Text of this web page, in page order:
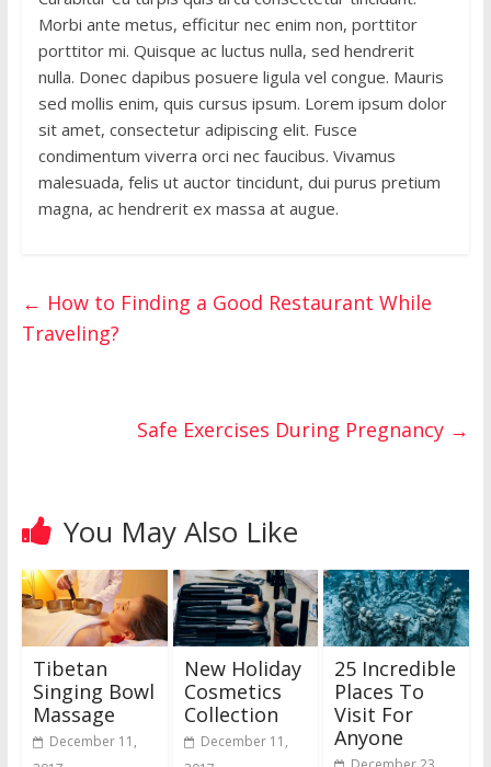
Morbi ante metus, efficitur nec enim non, porttitor
porttitor mi. Quisque ac luctus nulla, sed hendrerit
nulla. Donec dapibus posuere ligula vel congue. Mauris
sed mollis enim, quis cursus ipsum. Lorem ipsum dolor
sit amet, consectetur adipiscing elit. Fusce
condimentum viverra orci nec faucibus. Vivamus
malesuada, felis ut auctor tincidunt, dui purus pretium
magna, ac hendrerit ex massa at augue.
← How to Finding a Good Restaurant While
Traveling?
Safe Exercises During Pregnancy →
You May Also Like
Tibetan
Singing Bowl
Massage
December 11,
New Holiday
Cosmetics
Collection
December 11,
25 Incredible
Places To
Visit For
Anyone